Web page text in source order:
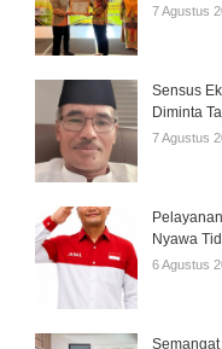
7 Agustus
Sensus
Diminta
7 Agustus
Nyawa
6 Agustus